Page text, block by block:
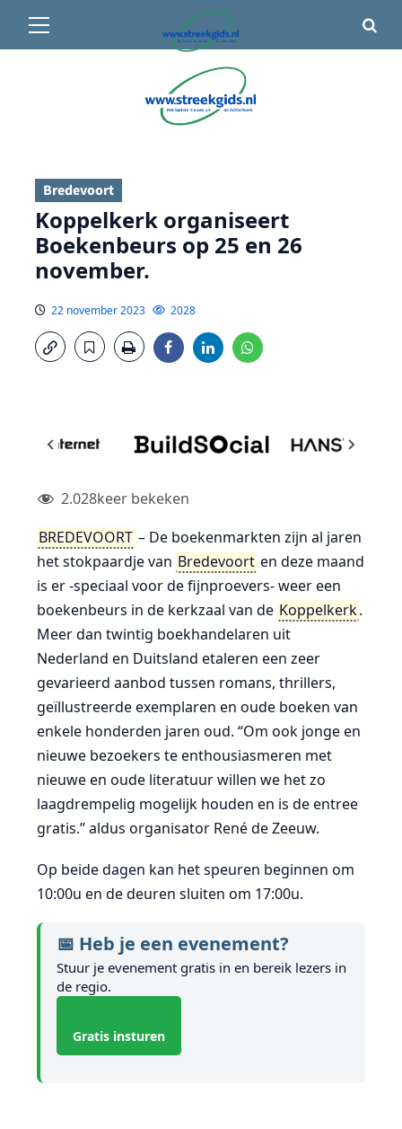
17°C• Vandaag 15° / 24°
menu
Bredevoort
Koppelkerk organiseert
Boekenbeurs op 25 en 26
november.
22 november 2023 2028
2.028keer bekeken
BREDEVOORT – De boekenmarkten zijn al jaren
het stokpaardje van Bredevoort en deze maand
is er -speciaal voor de fijnproevers- weer een
boekenbeurs in de kerkzaal van de Koppelkerk.
Meer dan twintig boekhandelaren uit
Nederland en Duitsland etaleren een zeer
gevarieerd aanbod tussen romans, thrillers,
geïllustreerde exemplaren en oude boeken van
enkele honderden jaren oud. “Om ook jonge en
nieuwe bezoekers te enthousiasmeren met
nieuwe en oude literatuur willen we het zo
laagdrempelig mogelijk houden en is de entree
gratis.” aldus organisator René de Zeeuw.
Op beide dagen kan het speuren beginnen om
10:00u en de deuren sluiten om 17:00u.
📅 Heb je een evenement?
Stuur je evenement gratis in en bereik lezers in
de regio.
Gratis insturen